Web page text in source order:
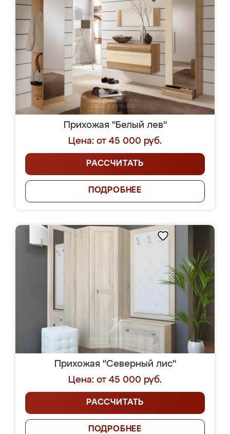
Прихожая "Белый лев"
Цена: от 45 000 руб.
РАССЧИТАТЬ
ПОДРОБНЕЕ
Прихожая "Северный лис"
Цена: от 45 000 руб.
РАССЧИТАТЬ
ПОДРОБНЕЕ